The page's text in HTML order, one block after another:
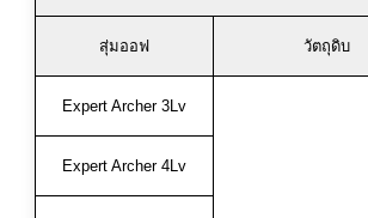
สุ่มออฟ วัตถุดิบ
Expert Archer 3Lv
Expert Archer 4Lv